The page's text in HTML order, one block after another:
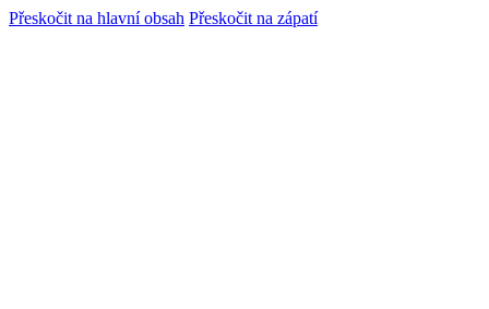
Skip
Skip
Přeskočit na hlavní obsah Přeskočit na zápatí